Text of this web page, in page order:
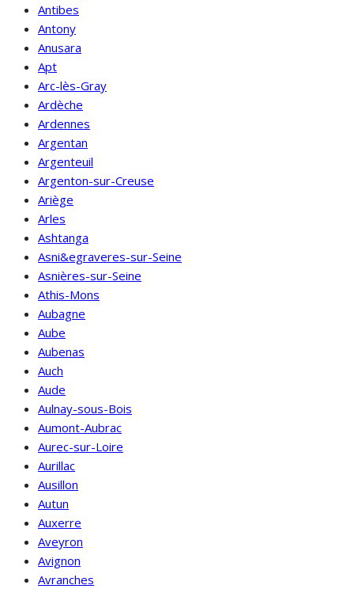
Antibes
Antony
Anusara
Apt
Arc-lès-Gray
Ardèche
Ardennes
Argentan
Argenteuil
Argenton-sur-Creuse
Ariège
Arles
Ashtanga
Asni&egraveres-sur-Seine
Asnières-sur-Seine
Athis-Mons
Aubagne
Aube
Aubenas
Auch
Aude
Aulnay-sous-Bois
Aumont-Aubrac
Aurec-sur-Loire
Aurillac
Ausillon
Autun
Auxerre
Aveyron
Avignon
Avranches